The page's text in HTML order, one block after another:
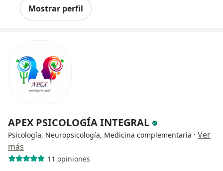
Mostrar perfil
APEX PSICOLOGÍA INTEGRAL
Psicología, Neuropsicología, Medicina complementaria · Ver
más
11 opiniones